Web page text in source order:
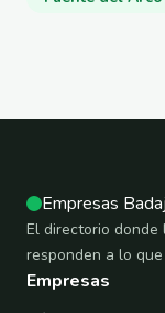
Empresas
El directorio donde
responden a lo
Empresas